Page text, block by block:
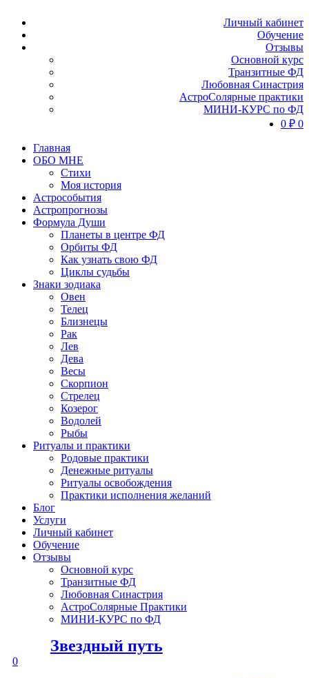
Личный кабинет
Обучение
Отзывы
Основной курс
Транзитные ФД
Любовная Синастрия
АстроСолярные практики
МИНИ-КУРС по ФД
0 ₽ 0
Главная
ОБО МНЕ
Стихи
Моя история
Астрособытия
Астропрогнозы
Формула Души
Планеты в центре ФД
Орбиты ФД
Как узнать свою ФД
Циклы судьбы
Знаки зодиака
Овен
Телец
Близнецы
Рак
Лев
Дева
Весы
Скорпион
Стрелец
Козерог
Водолей
Рыбы
Ритуалы и практики
Родовые практики
Денежные ритуалы
Ритуалы освобождения
Практики исполнения желаний
Блог
Услуги
Личный кабинет
Обучение
Отзывы
Основной курс
Транзитные ФД
Любовная Синастрия
АстроСолярные Практики
МИНИ-КУРС по ФД
Звездный путь
0